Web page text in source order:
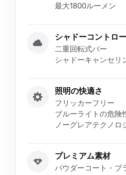
最大1800ルーメン
シャドーコントロ
二重回転式バー
シャドーキャンセリ
照明の快適さ
フリッカーフリー
ブルーライトの危険
ノーグレアテクノロ
プレミアム素材
パウダーコート・ブ